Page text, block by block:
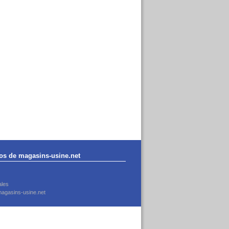
de magasins-usine.net
usine.net